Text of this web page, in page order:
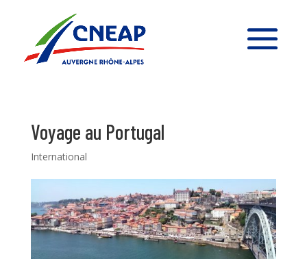
Voyage au Portugal
International